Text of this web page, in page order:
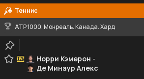
Теннис
ATP 1000. Монреаль. Канада. Хард
Норри Кэмерон -
Де Минаур Алекс